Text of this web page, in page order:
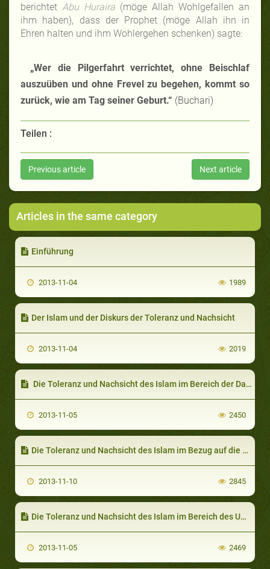
berichtet Abu Huraira (möge Allah Wohlgefallen an
ihm haben), dass der Prophet (möge Allah ihn in
Ehren halten und ihm Wohlergehen schenken) sagte:
„Wer die Pilgerfahrt verrichtet, ohne Beischlaf
auszuüben und ohne Frevel zu begehen, kommt so
zurück, wie am Tag seiner Geburt.“ (Buchari)
Teilen :
Previous article Next article
Articles in the same category
Einführung
2013-11-04 1989
Der Islam und der Diskurs der Toleranz und Nachsicht
2013-11-04 2019
Die Toleranz und Nachsicht des Islam im Bereich der Dawa (Einladung zum Islam)
2013-11-05 2450
Die Toleranz und Nachsicht des Islam im Bezug auf die Frau
2013-11-10 2845
Die Toleranz und Nachsicht des Islam im Bereich des Umgangs mit Nicht-Muslimen
2013-11-05 2469